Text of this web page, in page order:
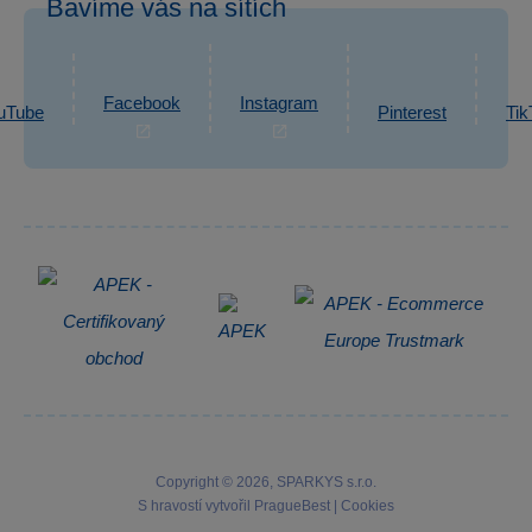
Reklamace
Informace o zpracování osobních údajů
eshop@sparkys.cz
Napsat zprávu
Bavíme vás na sítích
Facebook Instagram Pinterest
Copyright © 2026, SPARKYS s.r.o.
S hravostí vytvořil
PragueBest Cookies